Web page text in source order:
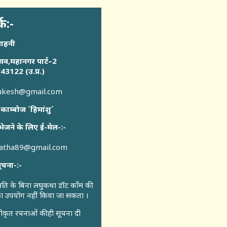
पार्ट–2
(उ.प्र.)
´हिमांशु´
के लिए ई-मेल-:-
:-
के बिना लघुकथा डॉट कॉंम की
उपयोग नहीं किया जा सकता ।
रचनाओं की ही सूचना दी